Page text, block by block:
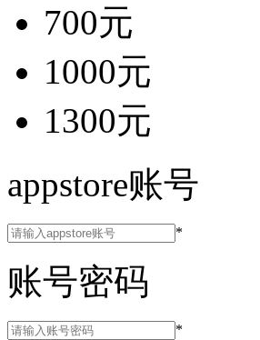
700元
1000元
1300元
appstore账号
*
账号密码
*